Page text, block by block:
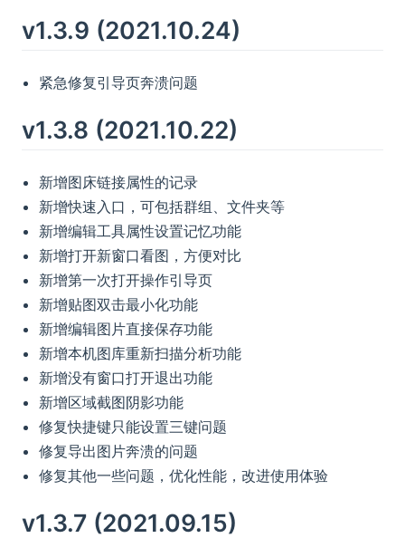
v1.3.9 (2021.10.24)
紧急修复引导页奔溃问题
v1.3.8 (2021.10.22)
新增图床链接属性的记录
新增快速入口，可包括群组、文件夹等
新增编辑工具属性设置记忆功能
新增打开新窗口看图，方便对比
新增第一次打开操作引导页
新增贴图双击最小化功能
新增编辑图片直接保存功能
新增本机图库重新扫描分析功能
新增没有窗口打开退出功能
新增区域截图阴影功能
修复快捷键只能设置三键问题
修复导出图片奔溃的问题
修复其他一些问题，优化性能，改进使用体验
v1.3.7 (2021.09.15)